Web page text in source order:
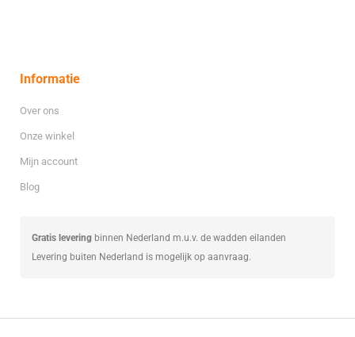
Informatie
Over ons
Onze winkel
Mijn account
Blog
Gratis levering binnen Nederland m.u.v. de wadden eilanden
Levering buiten Nederland is mogelijk op aanvraag.